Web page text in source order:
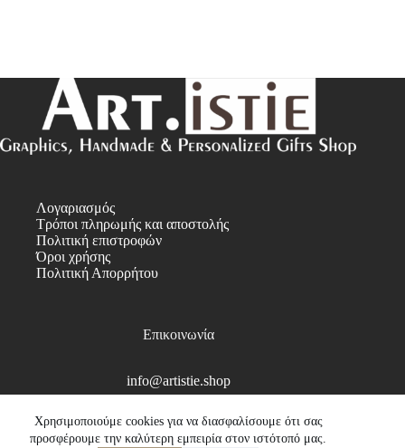
Χρησιμοποιούμε cookies για να διασφαλίσουμε ότι σας
προσφέρουμε την καλύτερη εμπειρία στον ιστότοπό μας.
Λογαριασμός
Τρόποι πληρωμής και αποστολής
Πολιτική επιστροφών
Όροι χρήσης
Πολιτική Απορρήτου
Επικοινωνία
info@artistie.shop